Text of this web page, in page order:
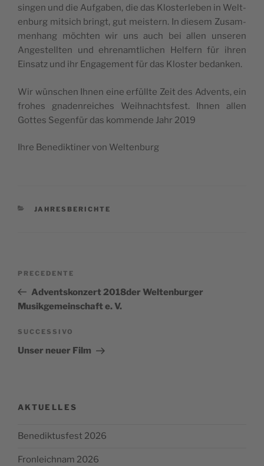
sin­gen und die Auf­ga­ben, die das Klo­ster­le­ben in Welt­
en­burg mitsich bringt, gut mei­stern. In die­sem Zusam­
me­n­hang möch­ten wir uns auch bei allen unse­ren
Ange­stell­ten und ehre­nam­tli­chen Hel­fern für ihren
Ein­sa­tz und ihr Enga­ge­ment für das Klo­ster bedanken.
Wir wün­schen Ihnen eine erfüll­te Zeit des Adven­ts, ein
fro­hes gna­den­rei­ches Weih­na­ch­tsfe­st. Ihnen allen
Got­tes Segen­für das kom­men­de Jahr 2019
Ihre Bene­dik­ti­ner von Weltenburg
CATEGORIE
JAHRESBERICHTE
Articolo
precedente:
PRECEDENTE
Adventskonzert 2018der Weltenburger
Musikgemeinschaft e. V.
Articolo
successivo
SUCCESSIVO
Unser neuer Film
AKTUELLES
Benediktusfest 2026
Fronleichnam 2026